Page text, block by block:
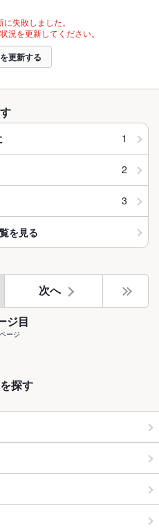
失敗しました。
況を更新してください。
更新する
1
2
3
を見る
次へ
ジ目
ージ
探す